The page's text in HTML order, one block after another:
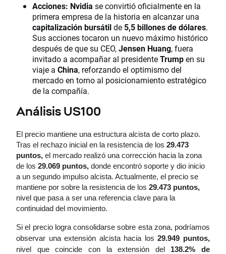
Acciones: Nvidia se convirtió oficialmente en la
primera empresa de la historia en alcanzar una
capitalización bursátilde 5,5 billones de dólares.
Sus acciones tocaron un nuevo máximo histórico
después de que su CEO,Jensen Huang, fuera
invitado a acompañar al presidenteTrumpen su
viaje a China, reforzando el optimismo del
mercado en torno al posicionamiento estratégico
de la compañía.
Análisis US100
El precio mantiene una estructura alcista de corto plazo.
Tras el rechazo inicial en la resistencia de los 29.473
puntos, el mercado realizó una corrección hacia la zona
de los 29.069 puntos, donde encontró soporte y dio inicio
a un segundo impulso alcista. Actualmente, el precio se
mantiene por sobre la resistencia de los 29.473 puntos,
nivel que pasa a ser una referencia clave para la
continuidad del movimiento.
Si el precio logra consolidarse sobre esta zona, podríamos
observar una extensión alcista hacia los 29.949 puntos,
nivel que coincide con la extensión del 138.2% de